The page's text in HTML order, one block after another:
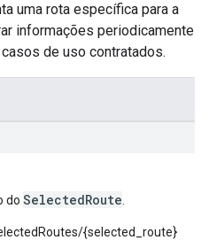
uma rota específica para a
informações periodicamente
de uso contratados.
do SelectedRoute
{selected_route}